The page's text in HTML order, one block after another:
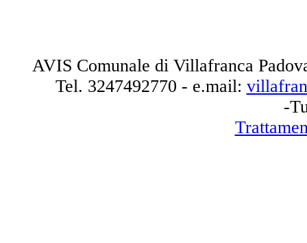
AVIS Comunale di Villafranca
Tel. 3247492770 - e.mail:
-